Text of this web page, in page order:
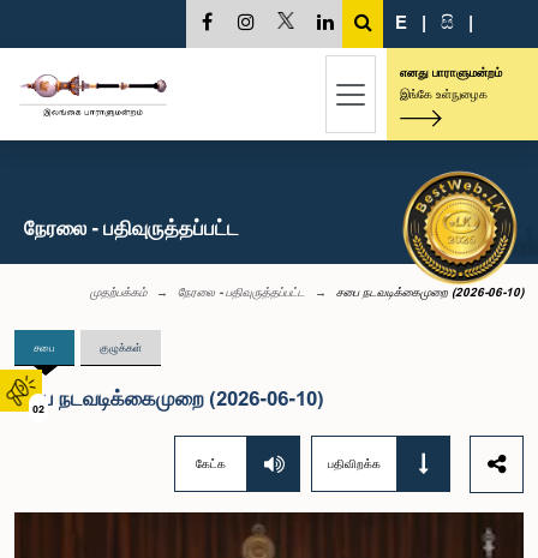
02
E | සි |
எனது பாராளுமன்றம்
இங்கே உள்நுழைக
நேரலை - பதிவுருத்தப்பட்ட
முதற்பக்கம் நேரலை - பதிவுருத்தப்பட்ட சபை நடவடிக்கைமுறை (2026-06-10)
சபை குழுக்கள்
சபை நடவடிக்கைமுறை (2026-06-10)
கேட்க பதிவிறக்க